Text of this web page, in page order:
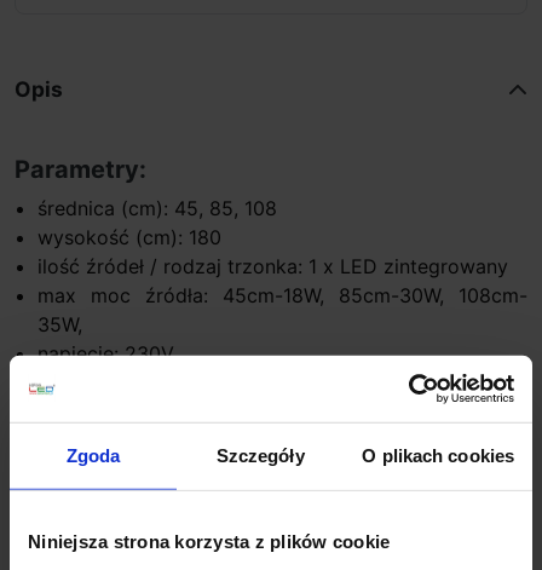
Zgoda Szczegóły O plikach cookies
Niniejsza strona korzysta z plików cookie
Opis
Parametry:
średnica (cm): 45, 85, 108
wysokość (cm): 180
ilość źródeł / rodzaj trzonka: 1 x LED zintegrowany
max moc źródła: 45cm-18W, 85cm-30W, 108cm-
35W,
napięcie: 230V
strumień światła LED: 45cm-1020lm, 85cm-1650lm,
kolor lampy: mosiądz antyczny
materiał: aluminium/akryl